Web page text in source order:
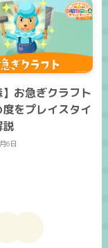
】お急ぎクラフト
をプレイスタイ
説
6日